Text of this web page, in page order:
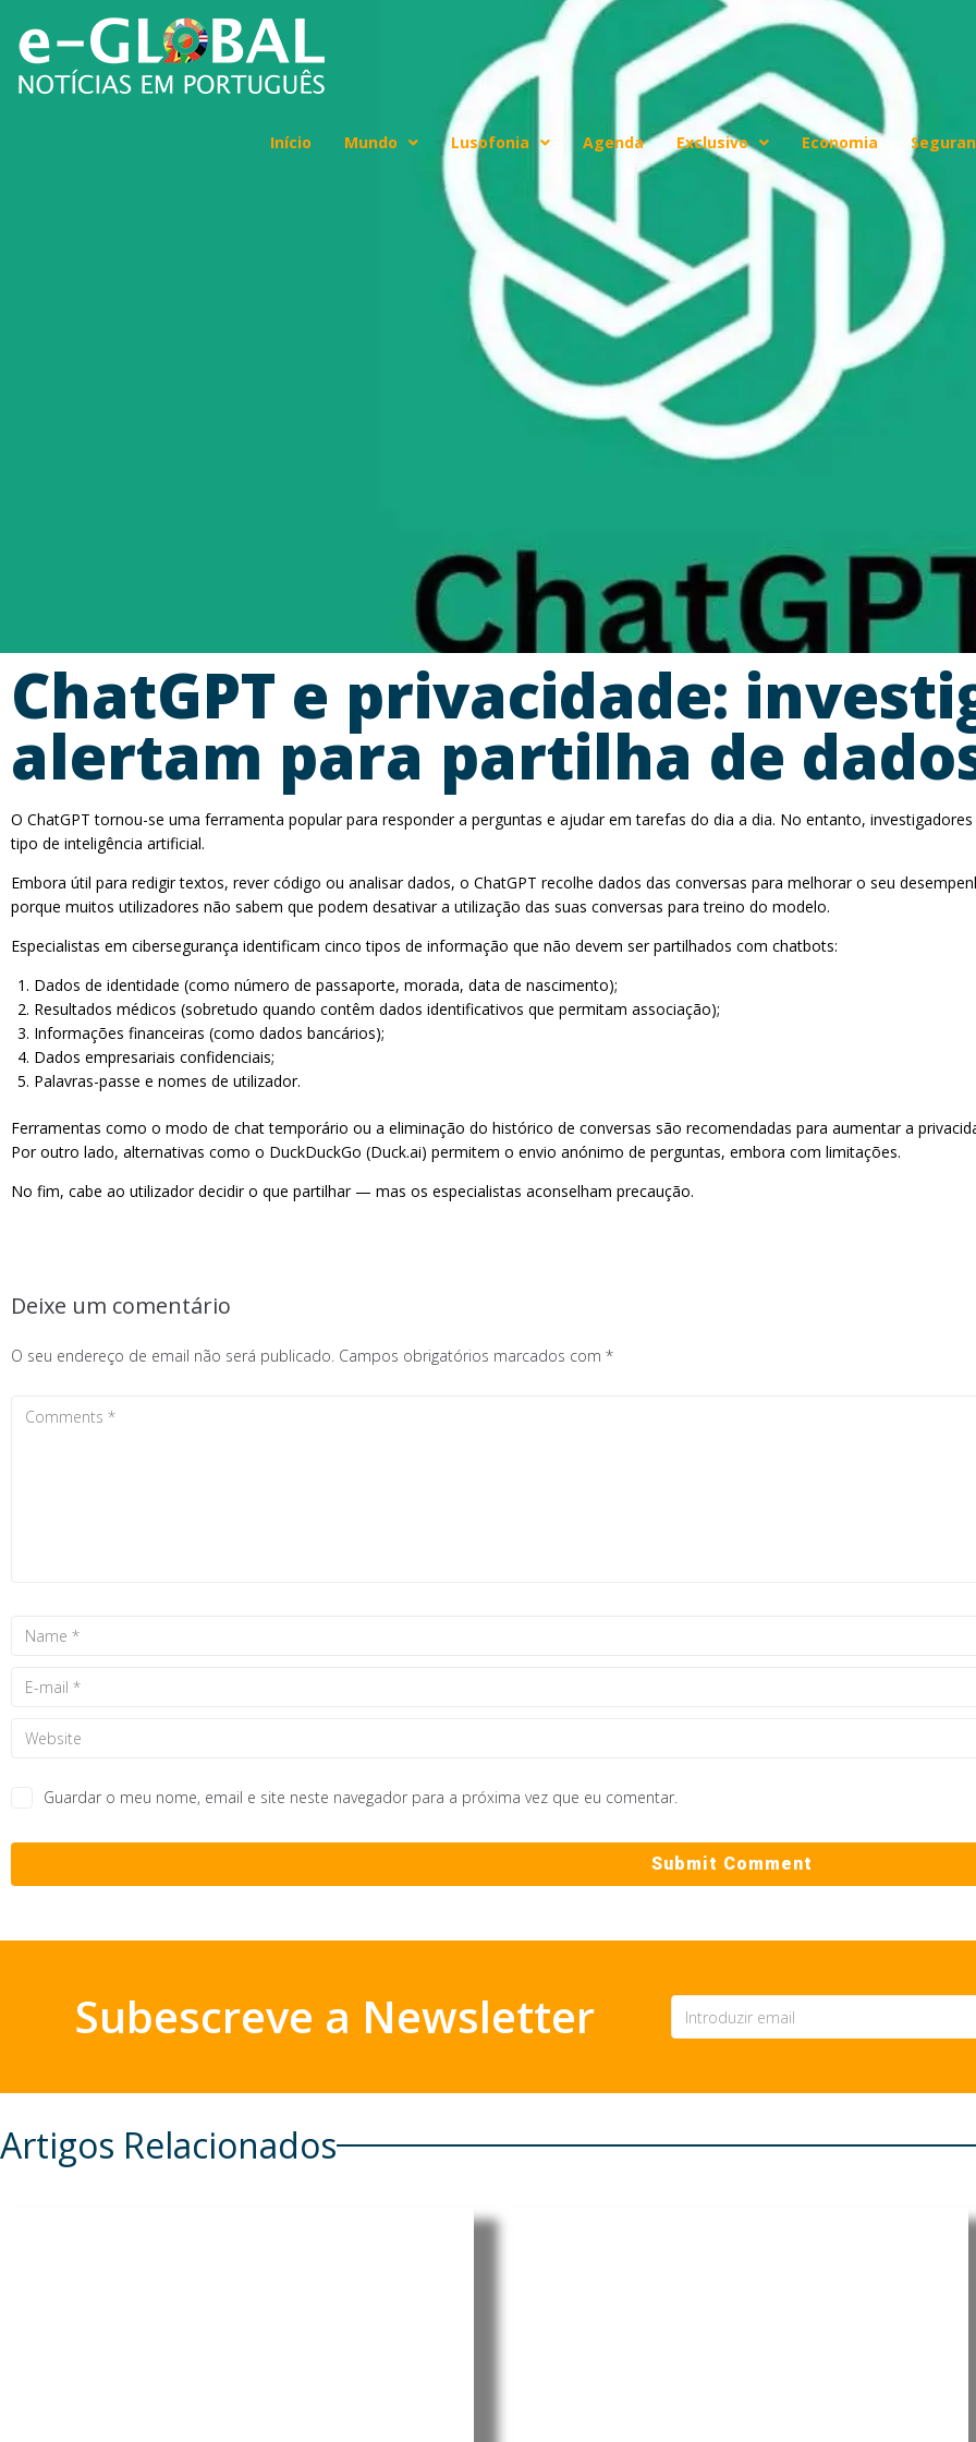
Início Mundo Lusofonia Agenda Exclusivo Economia
ChatGPT e privacidade:
alertam para partilha de
O ChatGPT tornou-se uma ferramenta popular para responder a perguntas e ajudar em tarefas do dia a dia. No entanto,
tipo de inteligência artificial.
Embora útil para redigir textos, rever código ou analisar dados, o ChatGPT recolhe dados das conversas para melhorar o seu
porque muitos utilizadores não sabem que podem desativar a utilização das suas conversas para treino do modelo.
Especialistas em cibersegurança identificam cinco tipos de informação que não devem ser partilhados com chatbots:
Dados de identidade (como número de passaporte, morada, data de nascimento);
Resultados médicos (sobretudo quando contêm dados identificativos que permitam associação);
Informações financeiras (como dados bancários);
Dados empresariais confidenciais;
Palavras-passe e nomes de utilizador.
Ferramentas como o modo de chat temporário ou a eliminação do histórico de conversas são recomendadas para aumentar a
Por outro lado, alternativas como o DuckDuckGo (Duck.ai) permitem o envio anónimo de perguntas, embora com limitações.
No fim, cabe ao utilizador decidir o que partilhar — mas os especialistas aconselham precaução.
Deixe um comentário
O seu endereço de email não será publicado. Campos obrigatórios marcados com *
Guardar o meu nome, email e site neste navegador para a próxima vez que eu comentar.
Subescreve a Newsletter
Artigos Relacionados